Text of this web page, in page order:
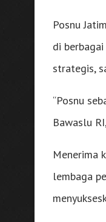
Posnu
di
strategis,
“Posnu
Bawaslu
Menerima
lembaga